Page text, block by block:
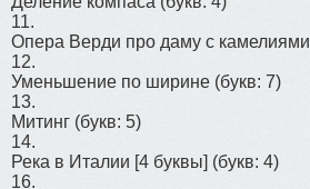
11.
Опера Верди про даму с камелиями
12.
Уменьшение по ширине (букв: 7)
13.
Митинг (букв: 5)
14.
Река в Италии [4 буквы] (букв: 4)
16.